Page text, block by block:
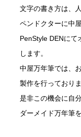
文字の書き方は、
ペンドクターに中
PenStyle DENにて
します。
中屋万年筆では、
製作を行っておりま
是非この機会に自
ダーメイド万年筆